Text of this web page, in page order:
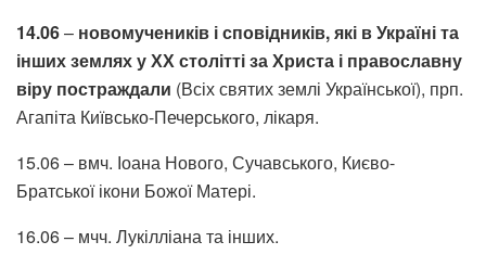
14.06– новомучеників і сповідників, які в Україні та
інших землях у ХХ столітті за Христа і православну
віру постраждали (Всіх святих землі Української), прп.
Агапіта Київсько-Печерського, лікаря.
15.06 – вмч. Іоана Нового, Сучавського, Києво-
Братської ікони Божої Матері.
16.06 – мчч. Лукілліана та інших.